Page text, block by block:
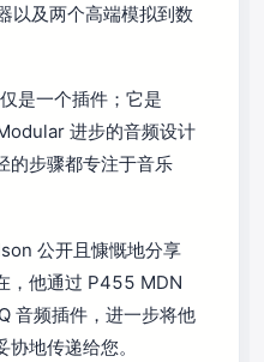
以及两个高端模拟到数
是一个插件；它是
进步的音频设计
的步骤都专注于音乐
公开且慷慨地分享
，他通过 P455 MDN
音频插件，进一步将他
地传递给您。